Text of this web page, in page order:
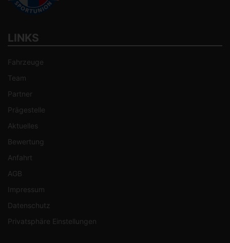
LINKS
Fahrzeuge
Team
Partner
Prägestelle
Aktuelles
Bewertung
Anfahrt
AGB
Impressum
Datenschutz
Privatsphäre Einstellungen